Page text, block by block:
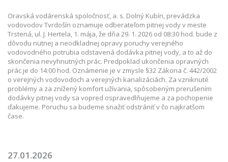
Oravská vodárenská spoločnosť, a. s. Dolný Kubín, prevádzka
vodovodov Tvrdošín oznamuje odberateľom pitnej vody v meste
Trstená, ul. J. Hertela, 1. mája, že dňa 29. 1. 2026 od 08:30 hod. bude z
dôvodu nutnej a neodkladnej opravy poruchy verejného
vodovodného potrubia odstavená dodávka pitnej vody, a to až do
skončenia nevyhnutných prác. Predpoklad ukončenia opravných
prác je do 14:00 hod. Oznámenie je v zmysle §32 Zákona č. 442/2002
o verejných vodovodoch a verejných kanalizáciách. Za vzniknuté
problémy a za znížený komfort užívania, spôsobeným prerušením
dodávky pitnej vody sa vopred ospravedlňujeme a za pochopenie
ďakujeme. Poruchu sa budeme snažiť odstrániť v čo najkratšom
čase.
27.01.2026